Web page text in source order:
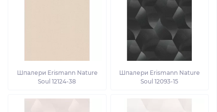
Шпалери Erismann Nature
Soul 12124-38
Шпалери Erismann Nature
Soul 12093-15